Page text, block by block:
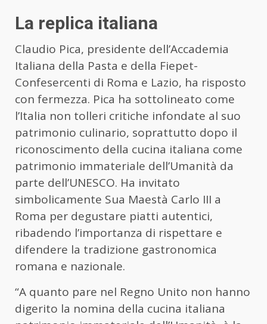
La replica italiana
Claudio Pica, presidente dell’Accademia
Italiana della Pasta e della Fiepet-
Confesercenti di Roma e Lazio, ha risposto
con fermezza. Pica ha sottolineato come
l’Italia non tolleri critiche infondate al suo
patrimonio culinario, soprattutto dopo il
riconoscimento della cucina italiana come
patrimonio immateriale dell’Umanità da
parte dell’UNESCO. Ha invitato
simbolicamente Sua Maestà Carlo III a
Roma per degustare piatti autentici,
ribadendo l’importanza di rispettare e
difendere la tradizione gastronomica
romana e nazionale.
“A quanto pare nel Regno Unito non hanno
digerito la nomina della cucina italiana